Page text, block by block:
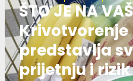
ŠTO JE NA
Krivotvorenje
predstavlja
prijetnju i rizik